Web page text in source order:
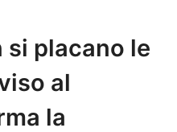
placano le
al
la